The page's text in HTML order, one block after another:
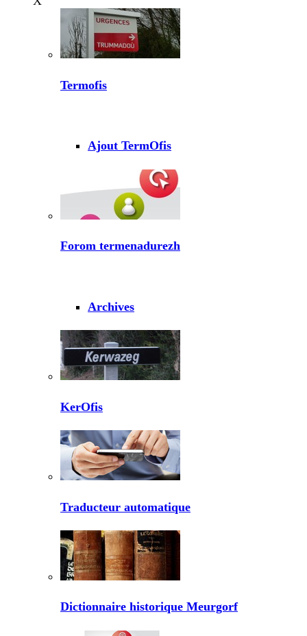
Termofis
Ajout TermOfis
Forom termenadurezh
Archives
KerOfis
Traducteur automatique
Dictionnaire historique Meurgorf